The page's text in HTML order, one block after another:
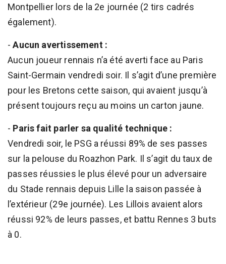
Montpellier lors de la 2e journée (2 tirs cadrés
également).
-Aucun avertissement :
Aucun joueur rennais n’a été averti face au Paris
Saint-Germain vendredi soir. Il s’agit d’une première
pour les Bretons cette saison, qui avaient jusqu’à
présent toujours reçu au moins un carton jaune.
- Paris fait parler sa qualité technique :
Vendredi soir, le PSG a réussi 89% de ses passes
sur la pelouse du Roazhon Park. Il s’agit du taux de
passes réussies le plus élevé pour un adversaire
du Stade rennais depuis Lille la saison passée à
l’extérieur (29e journée). Les Lillois avaient alors
réussi 92% de leurs passes, et battu Rennes 3 buts
à 0.